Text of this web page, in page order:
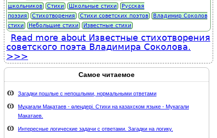
школьников
Стихи Школьные стихи
Русская
поэзия
Стихотворения Стихи советских поэтов
Владимир Соколов
стихи
Небольшие стихи Известные стихи
Read more about Известные стихотворения
советского поэта Владимира Соколова.
Самое читаемое
Загадки пошлые с непошлыми, нормальными ответами
Мұқағали Мақатаев - өлеңдері. Стихи на казахском языке - Мукагали
Макатаев.
Интересные логические задачи с ответами. Загадки на логику.